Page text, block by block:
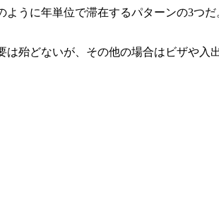
うに年単位で滞在するパターンの3つだ
殆どないが、その他の場合はビザや入